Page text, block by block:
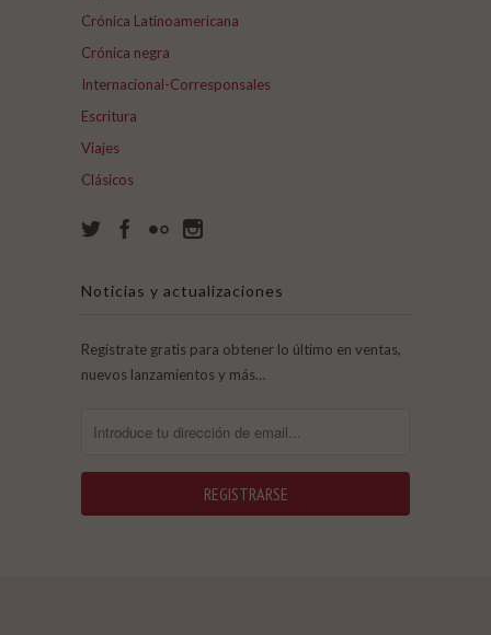
Crónica Latinoamericana
Crónica negra
Internacional-Corresponsales
Escritura
Viajes
Clásicos
Noticias y actualizaciones
Regístrate gratis para obtener lo último en ventas,
nuevos lanzamientos y más…